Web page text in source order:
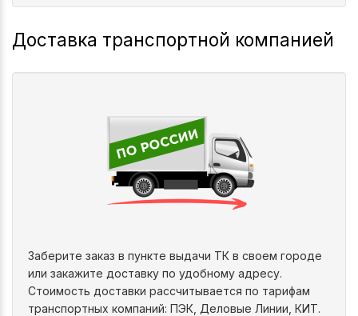
Доставка транспортной компанией
Заберите заказ в пункте выдачи ТК в своем городе
или закажите доставку по удобному адресу.
Стоимость доставки рассчитывается по тарифам
транспортных компаний: ПЭК, Деловые Линии, КИТ.